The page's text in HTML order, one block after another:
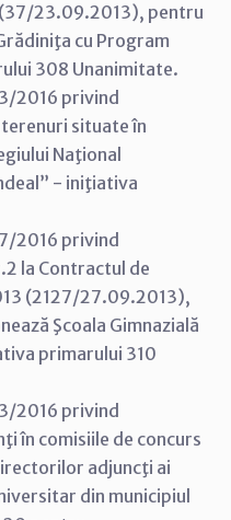
23.09.2013), pentru
cu Program
308 Unanimitate.
2016 privind
situate în
Naţional
- iniţiativa
2016 privind
la Contractul de
(2127/27.09.2013),
Şcoala Gimnazială
primarului 310
2016 privind
în comisiile de concurs
adjuncţi ai
din municipiul